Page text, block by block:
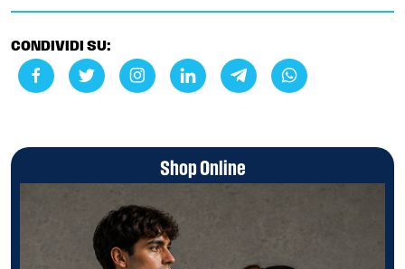
CONDIVIDI SU:
Shop Online